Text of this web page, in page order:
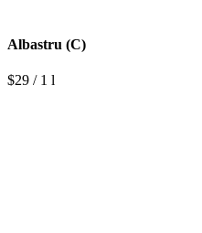
Albastru (C)
$29 / 1 l